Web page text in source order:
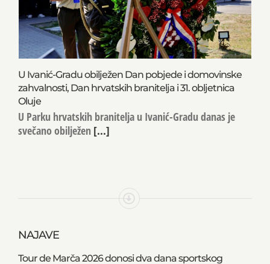
U Ivanić-Gradu obilježen Dan pobjede i domovinske
zahvalnosti, Dan hrvatskih branitelja i 31. obljetnica
Oluje
U Parku hrvatskih branitelja u Ivanić-Gradu danas je
svečano obilježen [...]
NAJAVE
Tour de Marča 2026 donosi dva dana sportskog